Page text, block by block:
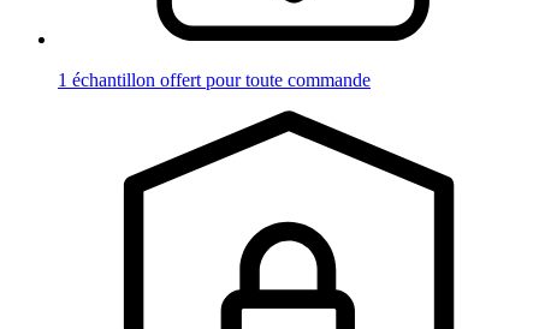
1 échantillon offert pour toute commande